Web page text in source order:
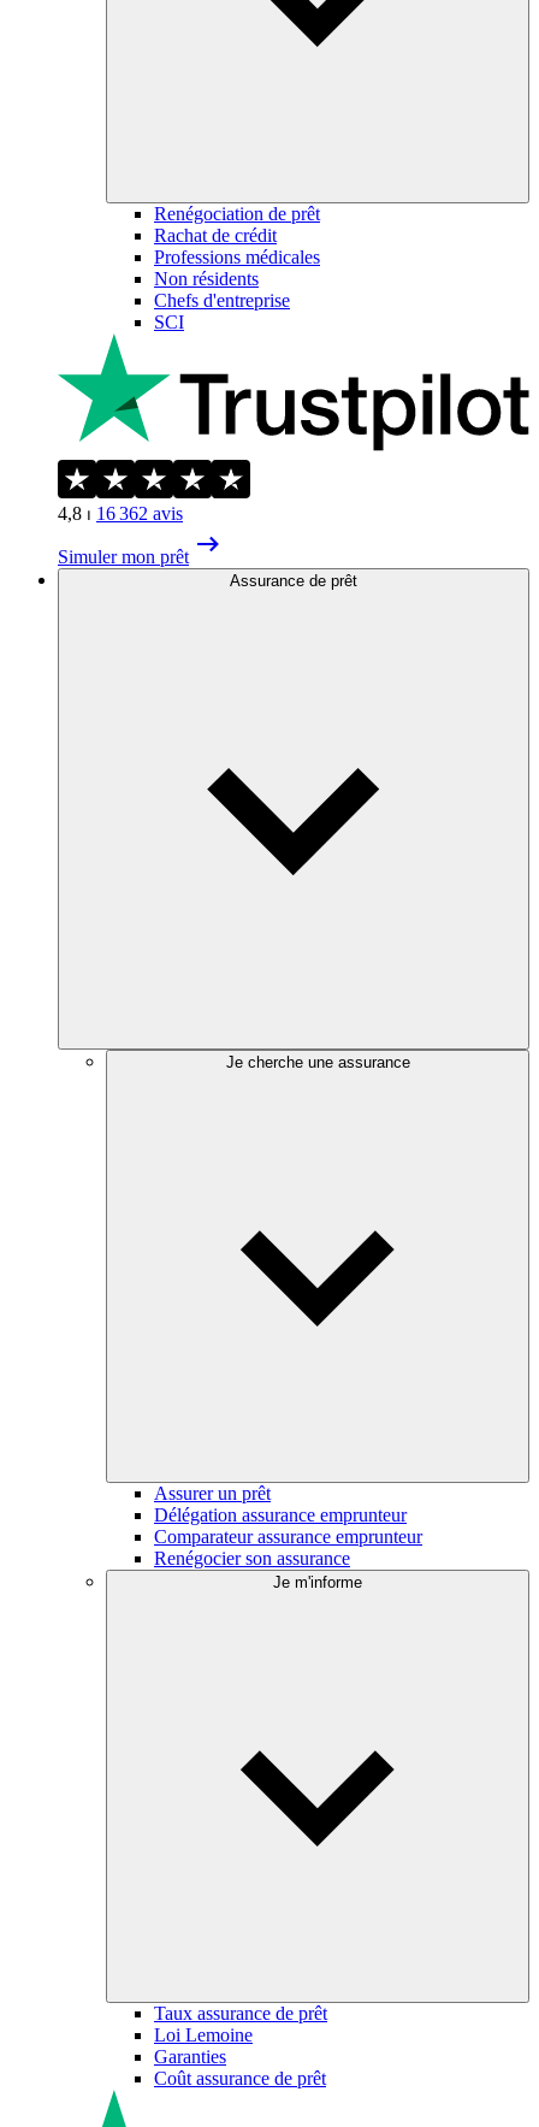
Renégociation de prêt
Rachat de crédit
Professions médicales
Non résidents
Chefs d'entreprise
SCI
4,8 ⏐ 16 362 avis
Simuler mon prêt
Assurance de prêt
Je cherche une assurance
Assurer un prêt
Délégation assurance emprunteur
Comparateur assurance emprunteur
Renégocier son assurance
Je m'informe
Taux assurance de prêt
Loi Lemoine
Garanties
Coût assurance de prêt